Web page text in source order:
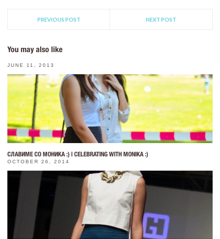
PREVIOUS POST NEXT POST
You may also like
JUNE 11, 2013
СЛАВИМЕ СО МОНИКА :) | CELEBRATING WITH MONIKA :)
OCTOBER 26, 2014